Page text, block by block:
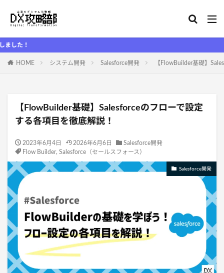
HOME システム開発 Salesforce開発 【FlowBuilder基礎】
【FlowBuilder基礎】Salesforceのフローで設定
する各項目を徹底解説！
2023年6月4日 2026年6月6日
Salesforce開発
Flow Builder, Salesforce（セールスフォース）
Salesforce開発